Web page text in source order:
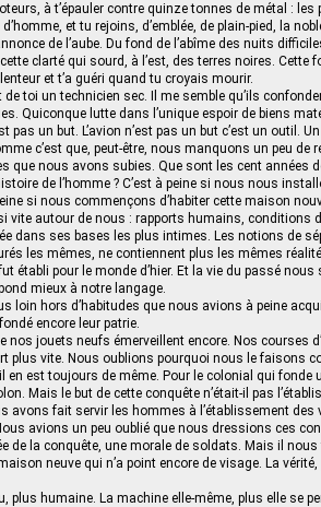
à t’épauler contre quinze tonnes de métal : les
et tu rejoins, d’emblée, de plain-pied, la
de l’aube. Du fond de l’abîme des nuits
clarté qui sourd, à l’est, des terres noires. Cette
et t’a guéri quand tu croyais mourir.
de toi un technicien sec. Il me semble qu’ils
Quiconque lutte dans l’unique espoir de biens
pas un but. L’avion n’est pas un but c’est un outil.
c’est que, peut-être, nous manquons un peu de
nous avons subies. Que sont les cent années
de l’homme ? C’est à peine si nous nous
si nous commençons d’habiter cette maison
vite autour de nous : rapports humains, conditions
dans ses bases les plus intimes. Les notions de
les mêmes, ne contiennent plus les mêmes
établi pour le monde d’hier. Et la vie du passé nous
mieux à notre langage.
loin hors d’habitudes que nous avions à peine
encore leur patrie.
jouets neufs émerveillent encore. Nos courses
plus vite. Nous oublions pourquoi nous le faisons
en est toujours de même. Pour le colonial qui fonde
Mais le but de cette conquête n’était-il pas
avons fait servir les hommes à l’établissement des
avions un peu oublié que nous dressions ces
de la conquête, une morale de soldats. Mais il
neuve qui n’a point encore de visage. La vérité,
plus humaine. La machine elle-même, plus elle se